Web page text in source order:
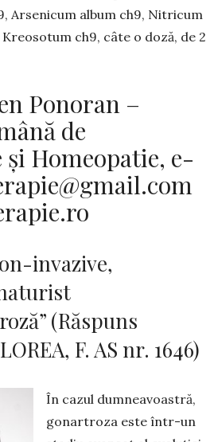
Arsenicum album ch9, Nitricum
ch9, câte o doză, de 2
Ponoran –
de
Homeopatie, e-
invazive,
(Răspuns
F. AS nr. 1646)
În cazul dumneavoastră,
gonartroza este într-un